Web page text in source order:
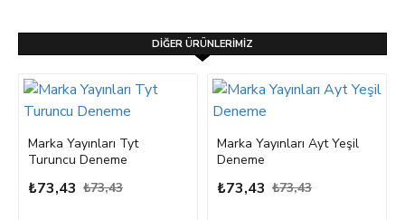
DIĞER ÜRÜNLERIMIZ
Marka Yayınları Tyt
Turuncu Deneme
₺73,43 ₺73,43
Marka Yayınları Ayt Yeşil
Deneme
₺73,43 ₺73,43